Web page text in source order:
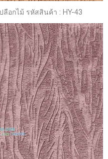
อกไม้ รหัสสินค้า : HY-43